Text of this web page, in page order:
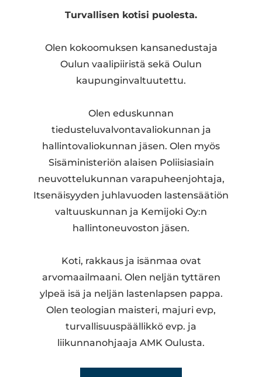
Turvallisen kotisi puolesta.
Olen kokoomuksen kansanedustaja
Oulun vaalipiiristä sekä Oulun
kaupunginvaltuutettu.
Olen eduskunnan
tiedusteluvalvontavaliokunnan ja
hallintovaliokunnan jäsen. Olen myös
Sisäministeriön alaisen Poliisiasiain
neuvottelukunnan varapuheenjohtaja,
Itsenäisyyden juhlavuoden lastensäätiön
valtuuskunnan ja Kemijoki Oy:n
hallintoneuvoston jäsen.
​Koti, rakkaus ja isänmaa ovat
arvomaailmaani. Olen neljän tyttären
ylpeä isä ja neljän lastenlapsen pappa.
Olen teologian maisteri, majuri evp,
turvallisuuspäällikkö evp. ja
liikunnanohjaaja AMK Oulusta.